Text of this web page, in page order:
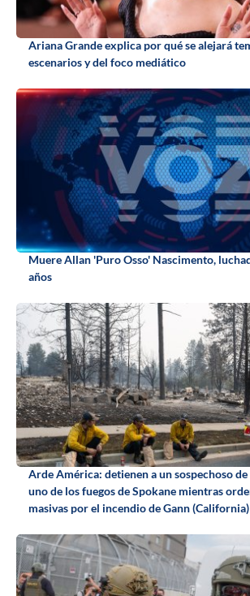
Ariana Grande explica por qué se alejará
escenarios y del foco mediático
Muere Allan 'Puro Osso' Nascimento,
años
Arde América: detienen a un sospechoso
uno de los fuegos de Spokane mientras
masivas por el incendio de Gann (California)